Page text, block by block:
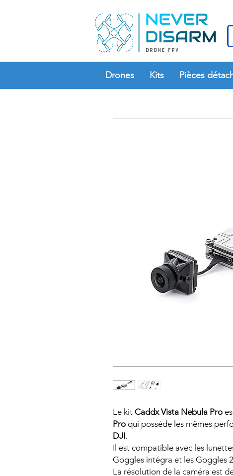
Drones Kits Pièces
Le kit Caddx Vista Nebula Pro
Pro qui possède les mêmes
DJI.
Il est compatible avec les
Goggles intégra et les Goggles
La résolution de la caméra est